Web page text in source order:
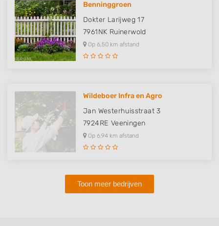
Benninggroen
Dokter Larijweg 17
7961NK Ruinerwold
Op 6,50 km afstand
Wildeboer Infra en Agro
Jan Westerhuisstraat 3
7924RE Veeningen
Op 6,94 km afstand
Toon meer bedrijven